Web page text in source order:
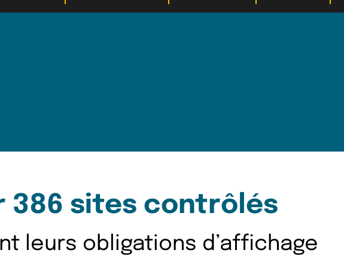
386 sites contrôlés
leurs obligations d’affichage